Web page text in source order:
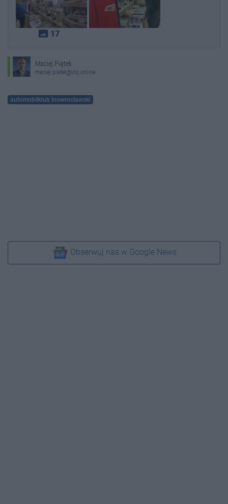
photo_size_select_actual 17
Maciej Piątek
maciej.piatek@ino.online
automobilklub inowrocławski
Obserwuj nas w Google News